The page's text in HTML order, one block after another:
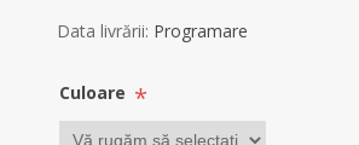
Data livrării: Programare
Culoare *